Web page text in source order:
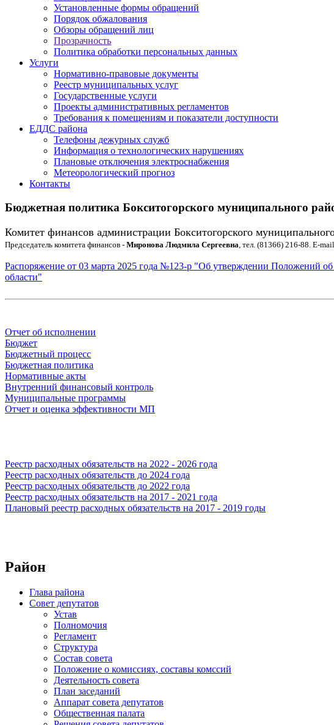
Установленные формы обращений
Порядок обжалования
Обзоры обращений лиц
Прозрачность
Политика обработки персональных данных
Услуги
Нормативно-правовые документы
Реестр муниципальных услуг
Государственные услуги
Проекты административных регламентов
Требования к помещениям и показатели доступности
ЕДДС района
Телефоны дежурных служб
Информация о технологических нарушениях
Плановые отключения электроснабжения
Метеорологический прогноз
Контакты
Бюджетная политика Бокситогорского муниципального
Комитет финансов администрации Бокситогорского
Председатель комитета финансов - Миронова Людмила Сергеевна , тел. (81366) 216-88. E-
Распоряжение от 03 марта 2025 года №123-р "Об утверждении Положений об
области"
Отчет об исполнении
Бюджет
Бюджетный процесс
Бюджетная политика
Нормативные акты
Внутренний финансовый контроль
Муниципальные программы
Отчет и оценка эффективности МП
Реестр расходных обязательств на 2022 - 2026 года
Реестр расходных обязательств до 2024 года
Реестр расходных обязательств до 2022 года
Реестр расходных обязательств на 2017 - 2021 года
Плановый реестр расходных обязательств на 2017 - 2019 годы
Район
Глава района
Совет депутатов
Устав
Полномочия
Регламент
Структура
Состав совета
Положение о комиссиях, составы комссий
Деятельность совета
План заседаний
Аппарат совета депутатов
Общественная палата